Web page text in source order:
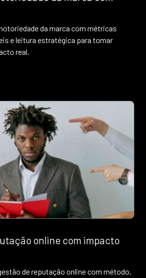
da marca com métricas
e leitura estratégica para tomar
real.
online com impacto
de reputação online com método,